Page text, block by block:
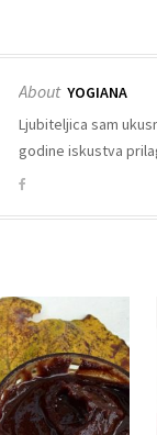
About YOGIANA
Ljubiteljica sam
godine iskustva